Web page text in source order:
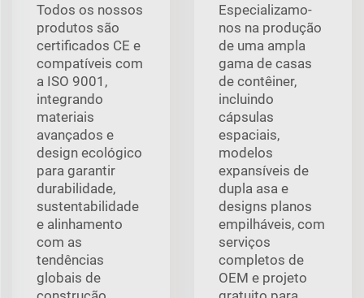
Todos os nossos
produtos são
certificados CE e
compatíveis com
a ISO 9001,
integrando
materiais
avançados e
design ecológico
para garantir
durabilidade,
sustentabilidade
e alinhamento
com as
tendências
globais de
Especializamo-
nos na produção
de uma ampla
gama de casas
de contêiner,
incluindo
cápsulas
espaciais,
modelos
expansíveis de
dupla asa e
designs planos
empilháveis, com
serviços
completos de
OEM e projeto